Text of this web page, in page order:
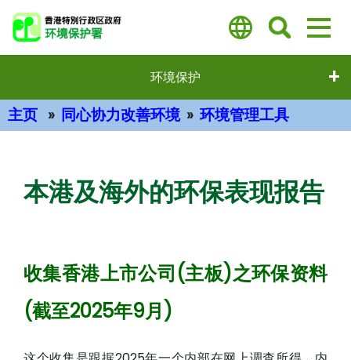
内
环境保护
主页 同心协力改善环境 环境管理工具
本港及海外的环保表现报告
收集香港上市公司(主板)之环保资料
(截至2025年9月)